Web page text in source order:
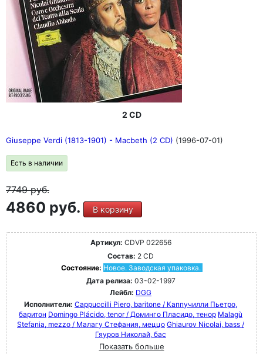
2 CD
Giuseppe Verdi (1813-1901) - Macbeth (2 CD) (1996-07-01)
Есть в наличии
7749руб.
4860 руб. В корзину
Артикул: CDVP 022656
Состав: 2 CD
Состояние: Новое. Заводская упаковка.
Дата релиза: 03-02-1997
Лейбл: DGG
Исполнители: Cappuccilli Piero, baritone / Каппучилли Пьетро,
баритон Domingo Plácido, tenor / Доминго Пласидо, тенор Malagù
Stefania, mezzo / Малагу Стефания, меццо Ghiaurov Nicolai, bass /
Гяуров Николай, бас
Показать больше